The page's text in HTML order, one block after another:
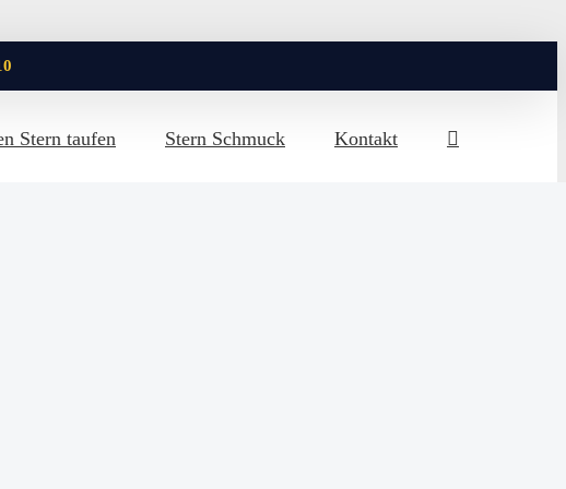
Stern taufen Stern Schmuck Kontakt